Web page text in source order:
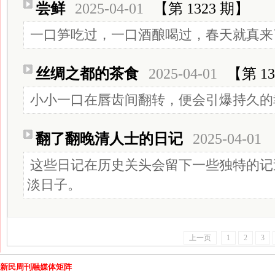
尝鲜 2025-04-01 【第 1323 期】
一口笋吃过，一口酒酿喝过，春天就真
丝绸之都的茶食 2025-04-01 【第
小小一口在唇齿间翻转，便会引爆持久
翻了翻晚清人士的日记 2025-04-01
这些日记在历史关头会留下一些独特的
淡日子。
上一页 1 2 3
新民周刊融媒体矩阵